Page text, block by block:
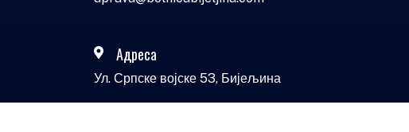
Адреса
Ул. Српске војске 53, Бијељина